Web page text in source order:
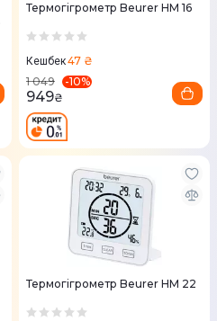
Термогігрометр Beurer HM 16
Кешбек47 ₴
1 049
-10%
949₴
Термогігрометр Beurer HM 22